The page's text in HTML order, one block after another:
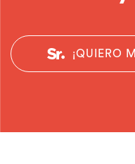
¡QUIERO